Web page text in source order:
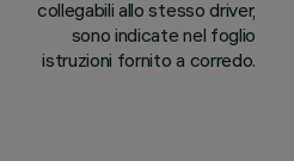
collegabili allo stesso driver,
sono indicate nel foglio
istruzioni fornito a corredo.